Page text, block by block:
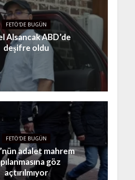
FETÖ'DE BUGÜN
Alsancak ABD’de
deşifre oldu
FETÖ'DE BUGÜN
adalet mahrem
göz
açtırılmıyor